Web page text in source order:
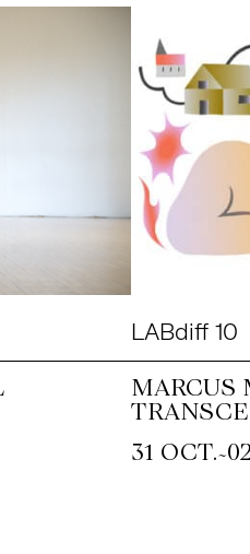
LABdiff 10
MARCUS
31 OCT.~